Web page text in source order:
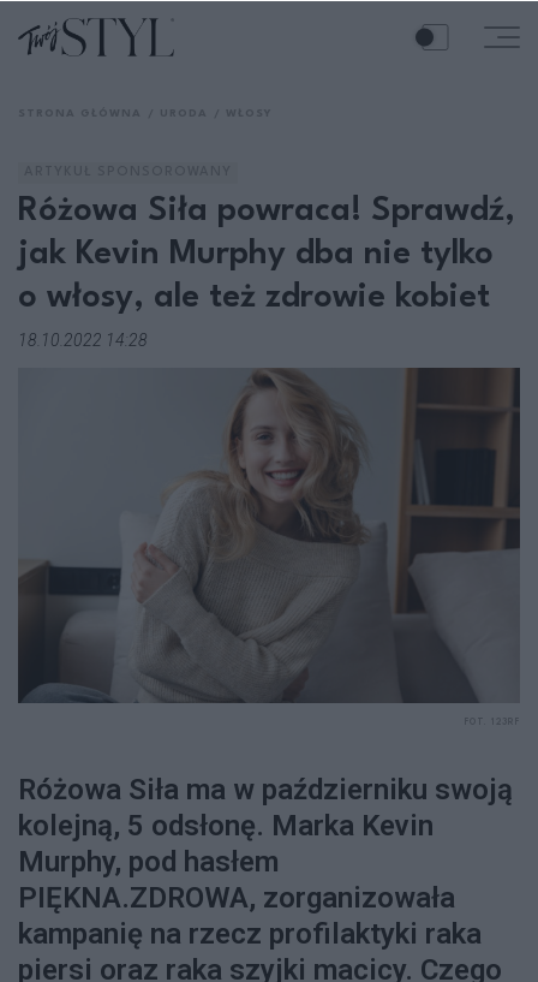
Różowa Siła powraca! Sprawdź,
jak Kevin Murphy dba nie tylko
o włosy, ale też zdrowie kobiet
18.10.2022 14:28
Różowa Siła ma w październiku swoją
kolejną, 5 odsłonę. Marka Kevin
Murphy, pod hasłem
PIĘKNA.ZDROWA, zorganizowała
kampanię na rzecz profilaktyki raka
piersi oraz raka szyjki macicy. Czego